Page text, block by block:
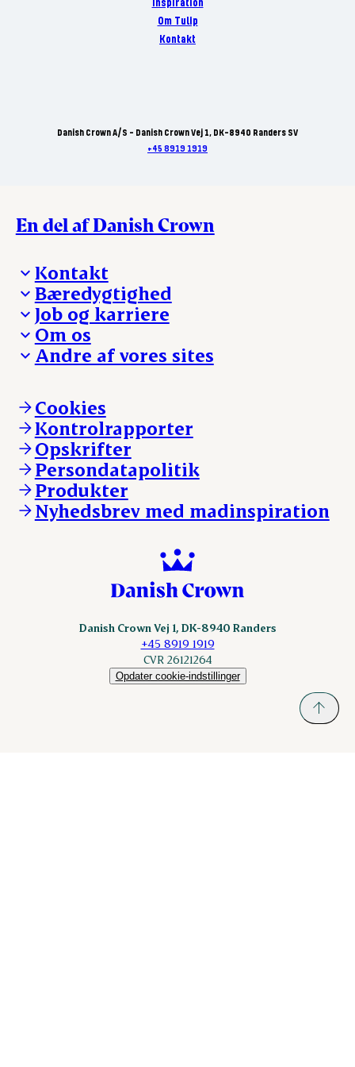
Inspiration
Om Tulip
Kontakt
Danish Crown A/S - Danish Crown Vej 1, DK-8940 Randers SV
+45 8919 1919
En del af Danish Crown
Kontakt
Besøg Danish Crown
Presse og nyheder
Reklamationer
Whistleblower
Øvrige henvendelser
Bæredygtighed
Fra jord til bord
Hverdagen
Ansvarlighed og nøgletal
Job og karriere
Arbejd med os
Ledige stillinger
Om os
Hvem er vi
Vores resultater
Vores lokationer
Kontakt
Andre af vores sites
Andelsejere - kreatur
Danishcrownprofessional.com
DAT-Schaub.com
ESS-FOOD.com
Fonden Dansk Gastronomi
KLS.se
nordicspoor.com
Scanhide.dk
Cookies
Kontrolrapporter
Opskrifter
Persondatapolitik
Produkter
Nyhedsbrev med madinspiration
Danish Crown Vej 1, DK-8940 Randers
+45 8919 1919
CVR 26121264
Opdater cookie-indstillinger